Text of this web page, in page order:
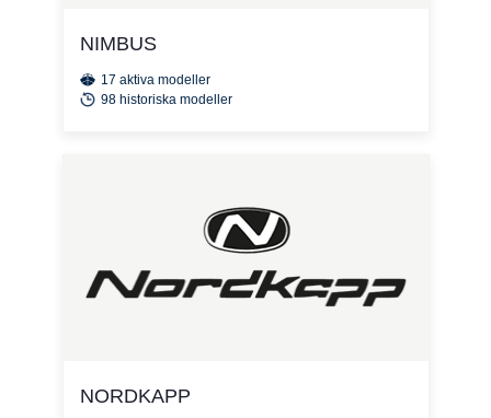
NIMBUS
17 aktiva modeller
98 historiska modeller
NORDKAPP